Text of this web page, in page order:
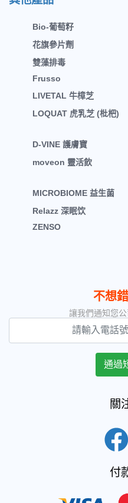
Bio-葡萄籽
花旗參片劑
雙藻排毒
Frusso
LIVETAL 牛樟芝
LOQUAT 虎乳芝 (枇杷)
D-VINE 護膚寶
moveon 靈活飲
MICROBIOME 益生菌
Relazz 深眠饮
ZENSO
不想
讓我們通知您
關
付